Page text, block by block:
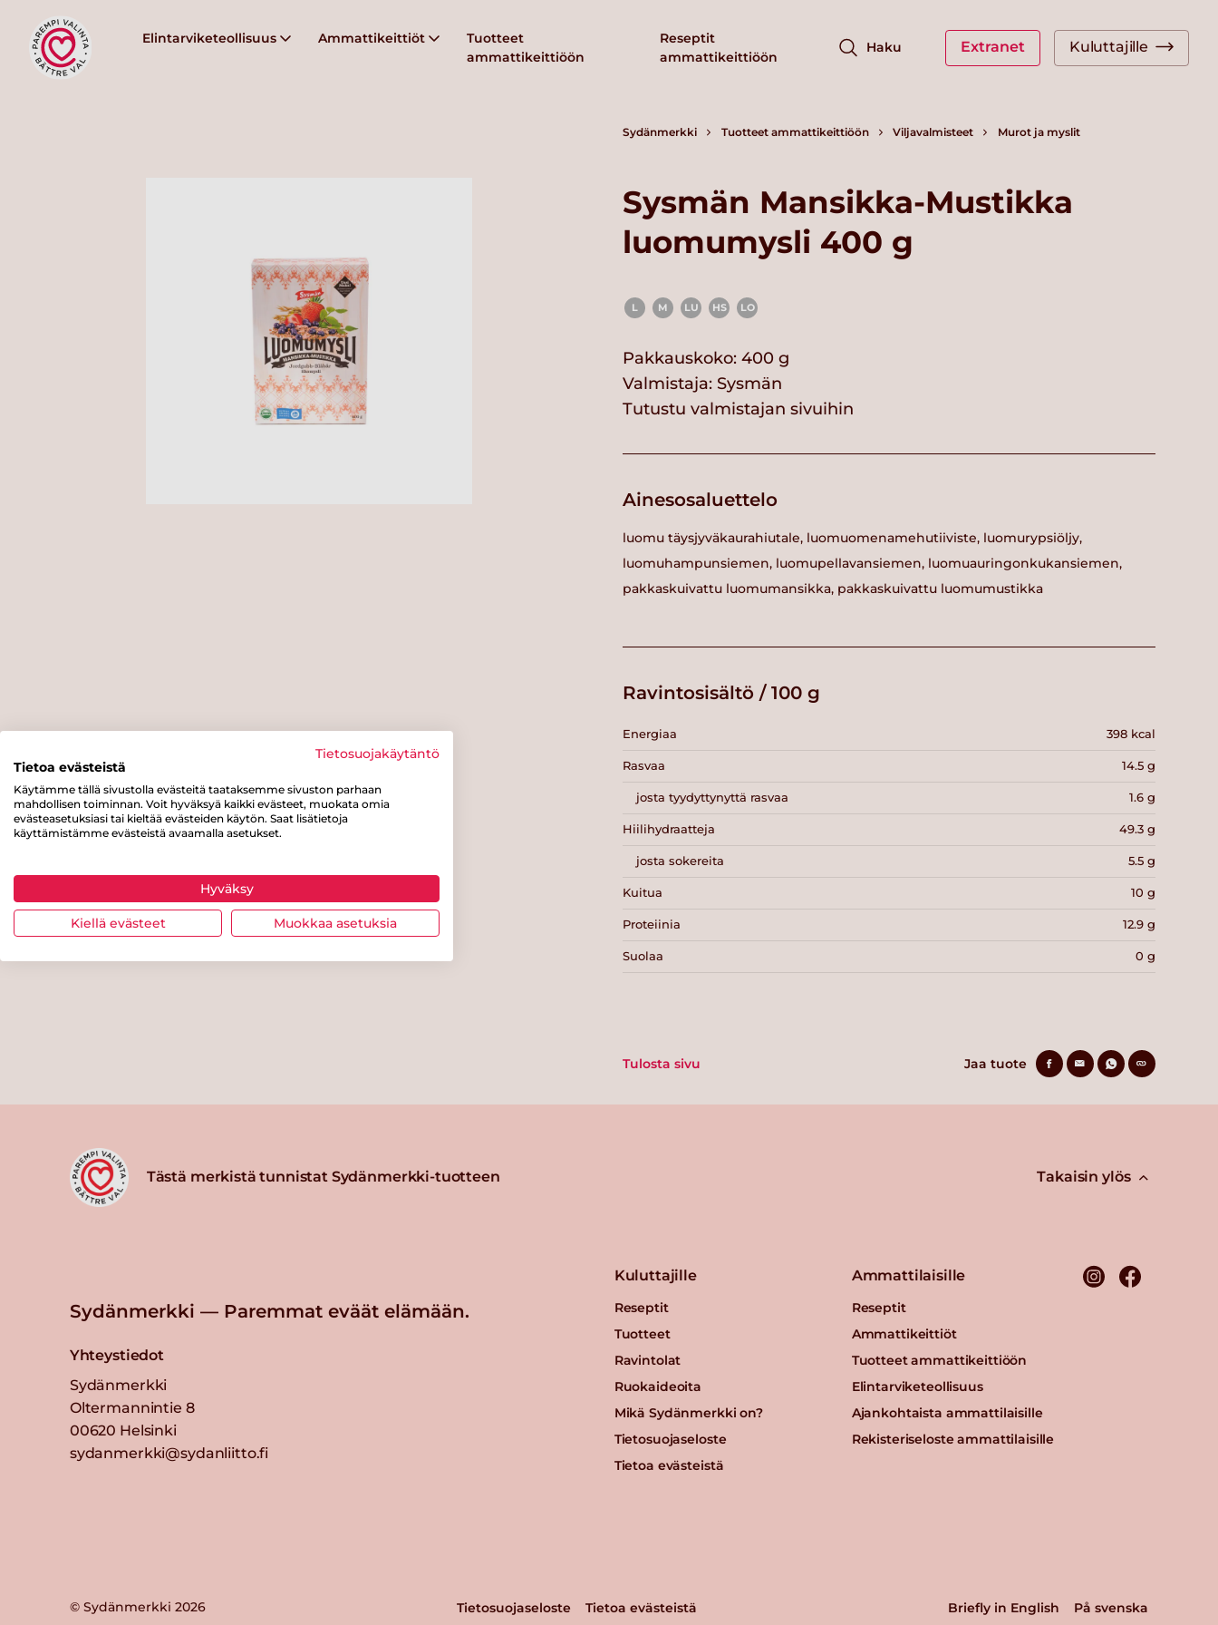
Elintarviketeollisuus Ammattikeittiöt
Tuotteet
ammattikeittiöön
Reseptit
ammattikeittiöön
Haku Extranet Kuluttajille
Sydänmerkki Tuotteet ammattikeittiöön Viljavalmisteet Murot ja myslit
Sysmän Mansikka-Mustikka
luomumysli 400 g
L M LU HS LO
Pakkauskoko: 400 g
Valmistaja: Sysmän
Tutustu valmistajan sivuihin
Ainesosaluettelo
luomu täysjyväkaurahiutale, luomuomenamehutiiviste, luomurypsiöljy,
luomuhampunsiemen, luomupellavansiemen, luomuauringonkukansiemen,
pakkaskuivattu luomumansikka, pakkaskuivattu luomumustikka
Ravintosisältö / 100 g
Energiaa 398 kcal
Rasvaa 14.5 g
josta tyydyttynyttä rasvaa 1.6 g
Hiilihydraatteja 49.3 g
josta sokereita 5.5 g
Kuitua 10 g
Proteiinia 12.9 g
Suolaa 0 g
Tulosta sivu Jaa tuote
Tästä merkistä tunnistat Sydänmerkki-tuotteen Takaisin ylös
Sydänmerkki — Paremmat eväät elämään.
Yhteystiedot
Sydänmerkki
Oltermannintie 8
00620 Helsinki
sydanmerkki@sydanliitto.fi
Kuluttajille
Reseptit
Tuotteet
Ravintolat
Ruokaideoita
Mikä Sydänmerkki on?
Tietosuojaseloste
Tietoa evästeistä
Ammattilaisille
Reseptit
Ammattikeittiöt
Tuotteet ammattikeittiöön
Elintarviketeollisuus
Ajankohtaista ammattilaisille
Rekisteriseloste ammattilaisille
© Sydänmerkki 2026 Tietosuojaseloste Tietoa evästeistä Briefly in English På svenska
Tietosuojakäytäntö
Tietoa evästeistä
Käytämme tällä sivustolla evästeitä taataksemme sivuston parhaan
mahdollisen toiminnan. Voit hyväksyä kaikki evästeet, muokata omia
evästeasetuksiasi tai kieltää evästeiden käytön. Saat lisätietoja
käyttämistämme evästeistä avaamalla asetukset.
Hyväksy
Kiellä evästeet Muokkaa asetuksia